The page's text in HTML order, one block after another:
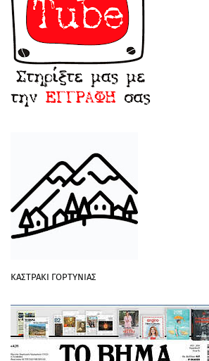
ΚΑΣΤΡΑΚΙ ΓΟΡΤΥΝΙΑΣ